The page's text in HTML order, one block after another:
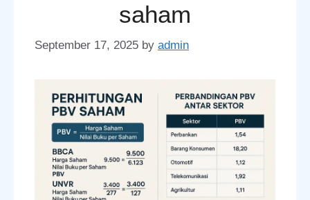
saham
September 17, 2025 by admin